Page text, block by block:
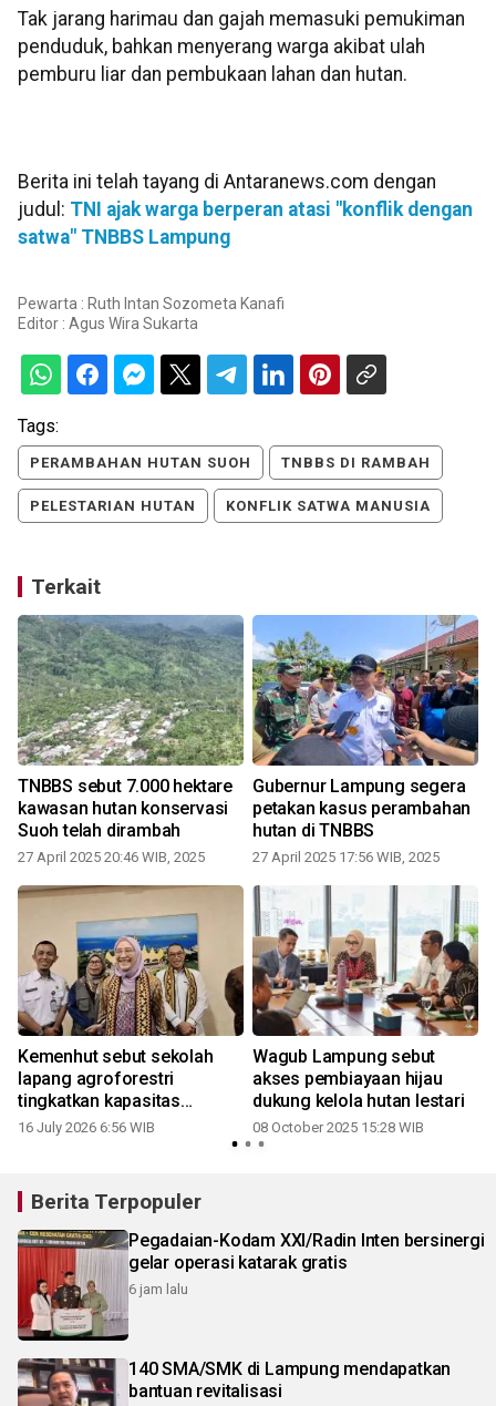
Tak jarang harimau dan gajah memasuki pemukiman
penduduk, bahkan menyerang warga akibat ulah
pemburu liar dan pembukaan lahan dan hutan.
Berita ini telah tayang di Antaranews.com dengan
judul: TNI ajak warga berperan atasi "konflik dengan
satwa" TNBBS Lampung
Pewarta : Ruth Intan Sozometa Kanafi
Editor : Agus Wira Sukarta
Tags:
PERAMBAHAN HUTAN SUOH TNBBS DI RAMBAH
PELESTARIAN HUTAN KONFLIK SATWA MANUSIA
Terkait
TNBBS sebut 7.000 hektare
kawasan hutan konservasi
Suoh telah dirambah
27 April 2025 20:46 WIB, 2025
Gubernur Lampung segera
petakan kasus perambahan
hutan di TNBBS
27 April 2025 17:56 WIB, 2025
Kemenhut sebut sekolah
lapang agroforestri
tingkatkan kapasitas
masyarakat
16 July 2026 6:56 WIB
Wagub Lampung sebut
akses pembiayaan hijau
dukung kelola hutan lestari
08 October 2025 15:28 WIB
Berita Terpopuler
Pegadaian-Kodam XXI/Radin Inten bersinergi
gelar operasi katarak gratis
6 jam lalu
140 SMA/SMK di Lampung mendapatkan
bantuan revitalisasi